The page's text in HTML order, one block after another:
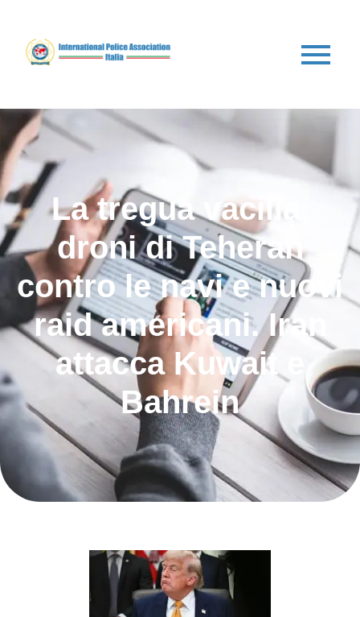
La tregua vacilla,
droni di Teheran
contro le navi e nuovi
raid americani. Iran
attacca Kuwait e
Bahrein